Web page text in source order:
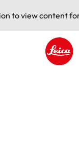
to view content